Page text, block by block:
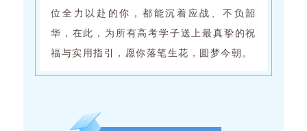
位全力以赴的你，都能沉着应战、不负韶
华，在此，为所有高考学子送上最真挚的祝
福与实用指引，愿你落笔生花，圆梦今朝。